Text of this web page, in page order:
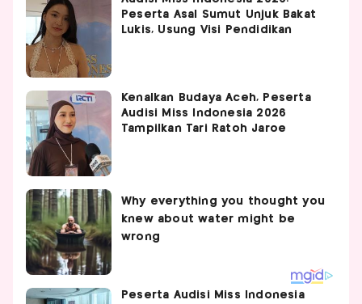
Peserta Asal Sumut Unjuk Bakat
Lukis, Usung Visi Pendidikan
Kenalkan Budaya Aceh, Peserta
Audisi Miss Indonesia 2026
Tampilkan Tari Ratoh Jaroe
Peserta Audisi Miss Indonesia